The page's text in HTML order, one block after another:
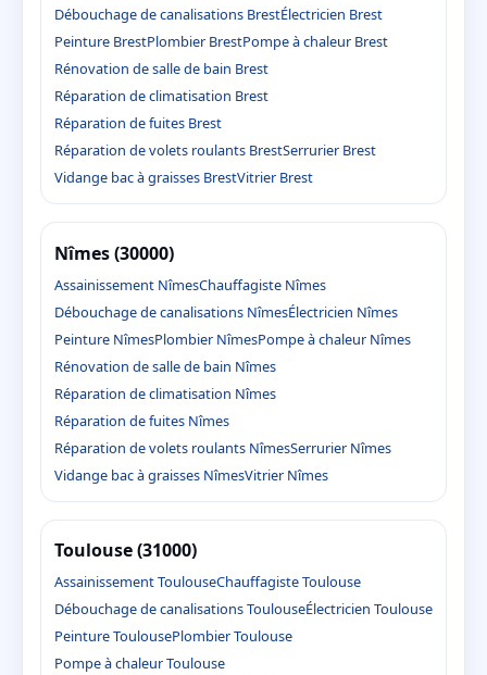
Débouchage de canalisations BrestÉlectricien Brest
Peinture BrestPlombier BrestPompe à chaleur Brest
Rénovation de salle de bain Brest
Réparation de climatisation Brest
Réparation de fuites Brest
Réparation de volets roulants BrestSerrurier Brest
Vidange bac à graisses BrestVitrier Brest
Nîmes (30000)
Assainissement NîmesChauffagiste Nîmes
Débouchage de canalisations NîmesÉlectricien Nîmes
Peinture NîmesPlombier NîmesPompe à chaleur Nîmes
Rénovation de salle de bain Nîmes
Réparation de climatisation Nîmes
Réparation de fuites Nîmes
Réparation de volets roulants NîmesSerrurier Nîmes
Vidange bac à graisses NîmesVitrier Nîmes
Toulouse (31000)
Assainissement ToulouseChauffagiste Toulouse
Débouchage de canalisations ToulouseÉlectricien Toulouse
Peinture ToulousePlombier Toulouse
Pompe à chaleur Toulouse